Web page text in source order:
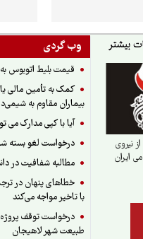
وب گردی
قیمت بلیط اتوبوس
بیماران مقاوم به
آیا با کپی مدارک می
درخواست لغو بسته
مطالبه شفافیت در
خطاهای پنهان در
با تاخیر مواجه می‌کند
درخواست توقف پروژه
طبیعت شهر لاهیجان
نیروی
ایران